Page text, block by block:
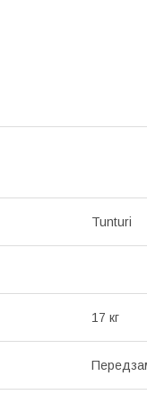
Tunturi
17 кг